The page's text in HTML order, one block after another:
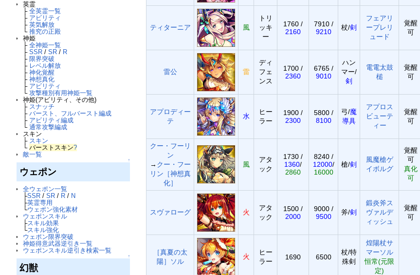
英霊
├ 全英霊一覧
├ アビリティ
├ 英気解放
└ 推究の正殿
神姫
├ 全神姫一覧
├ SSR/ SR/ R
├ 限界突破
├ レベル解放
├ 神化覚醒
├ 神想真化
├ アビリティ
└ 攻撃種別有用神姫一覧
神姫(アビリティ、その他)
├ スナッチ
├ バースト、フルバースト編成
├ アビリティ編成
└ 通常攻撃編成
スキン
├ スキン
└ バーストスキン?
敵一覧
↑
ウェポン
全ウェポン一覧
├SSR/ SR/ R/ N
├英霊専用
└ウェポン強化素材
ウェポンスキル
├スキル効果
└スキル強化
ウェポン限界突破
神姫得意武器逆引き一覧
ウェポンスキル逆引き検索一覧
↑
幻獣
ティターニア 風
トリ
ッキ
ー
1760 /
2160
7910 /
9210
杖/剣
フェアリ
ープレリ
ュード
覚醒
可
雷公 雷
ディ
フェ
ンス
1700 /
2360
6765 /
9010
ハン
マー/
剣
電電太鼓
槌
覚醒
可
アプロディー
テ
水
ヒー
ラー
1900 /
2300
5800 /
8100
弓/魔
導具
アプロス
ビューテ
ィー
覚醒
可
クー・フーリ
ン
→ クー・フー
リン［神想真
化］
風
アタ
ック
1730 /
1360/
2860
8240 /
12000/
16000
槍/剣
風魔槍ゲ
イボルグ
覚醒
可
真化
可
スヴァローグ 火
アタ
ック
1500 /
2000
9000 /
9500
斧/剣
鍛炎斧ス
ヴァルデ
ィッシュ
覚醒
可
［真夏の太
陽］ソル
火
ヒー
ラー
1690 6500
杖/特
殊剣
煌陽杖サ
マーソル
恒常(元限
定)